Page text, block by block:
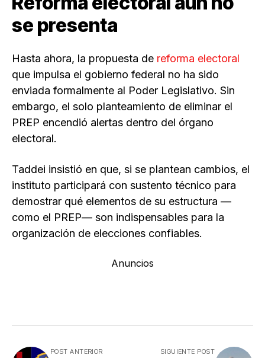
se presenta
Hasta ahora, la propuesta de reforma electoral
que impulsa el gobierno federal no ha sido
enviada formalmente al Poder Legislativo. Sin
embargo, el solo planteamiento de eliminar el
PREP encendió alertas dentro del órgano
electoral.
Taddei insistió en que, si se plantean cambios, el
instituto participará con sustento técnico para
demostrar qué elementos de su estructura —
como el PREP— son indispensables para la
organización de elecciones confiables.
Anuncios
POST ANTERIOR SIGUIENTE POST